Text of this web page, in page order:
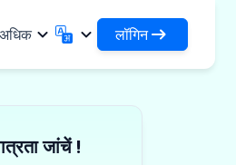
अधिक
✓
বাংলা
लॉगिन
के रूप में लॉगिन करें
जांचें !